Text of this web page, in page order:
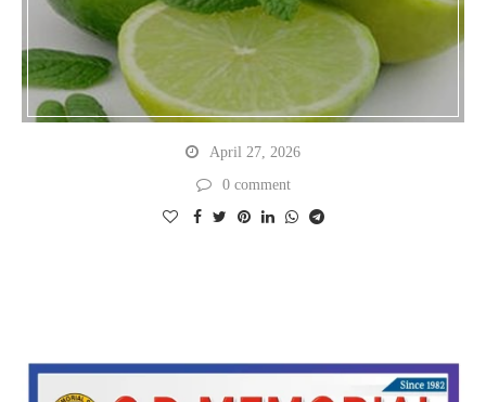
April 27, 2026
0 comment